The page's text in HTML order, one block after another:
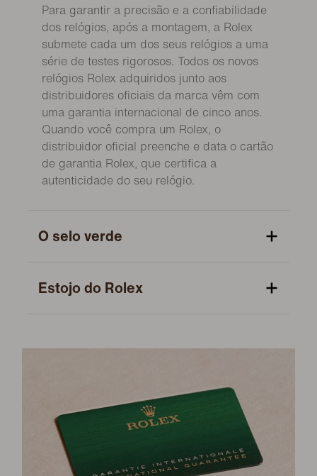
Para garantir a precisão e a confiabilidade
dos relógios, após a montagem, a Rolex
submete cada um dos seus relógios a uma
série de testes rigorosos. Todos os novos
relógios Rolex adquiridos junto aos
distribuidores oficiais da marca vêm com
uma garantia internacional de cinco anos.
Quando você compra um Rolex, o
distribuidor oficial preenche e data o cartão
de garantia Rolex, que certifica a
autenticidade do seu relógio.
O selo verde
Estojo do Rolex